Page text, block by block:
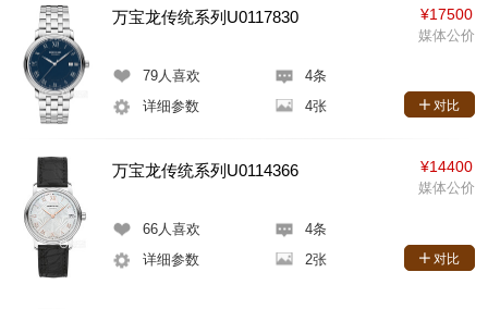
万宝龙传统系列U0117830
79人喜欢
4条
详细参数
4张
¥17500
媒体公价
对比
万宝龙传统系列U0114366
66人喜欢
4条
详细参数
2张
¥14400
媒体公价
对比